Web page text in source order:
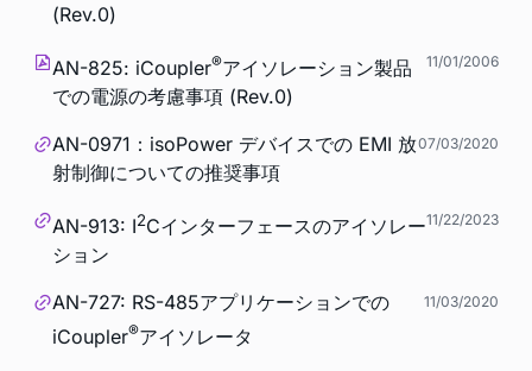
(Rev.0)
AN-825: iCoupler®アイソレーション製品
での電源の考慮事項 (Rev.0)
11/01/2006
AN-0971：isoPower デバイスでの EMI 放
射制御についての推奨事項
07/03/2020
AN-913: I2Cインターフェースのアイソレー
ション
11/22/2023
AN-727: RS-485アプリケーションでの
iCoupler®アイソレータ
11/03/2020